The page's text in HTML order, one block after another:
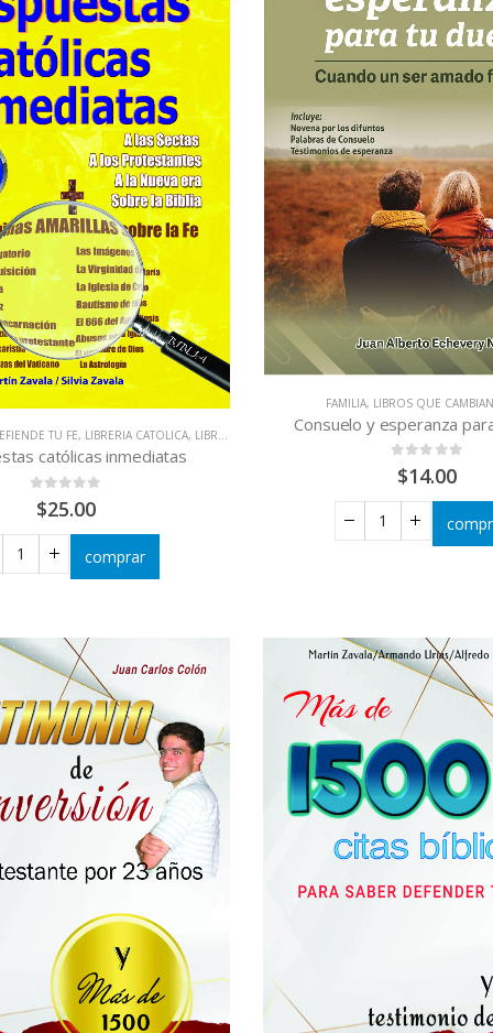
TU FE, LIBRERIA CATOLICA, LIBROS QUE CAMBIAN VIDAS
católicas inmediatas
out of 5
$25.00
comprar
FAMILIA, LIBROS QUE
Consuelo y esperanza
out of 5
$14.00